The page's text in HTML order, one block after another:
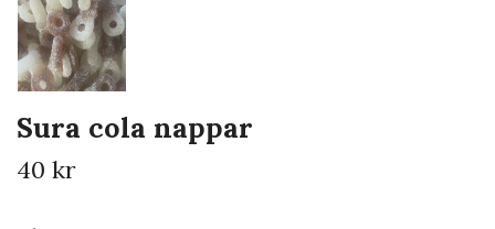
Sura cola nappar
40 kr